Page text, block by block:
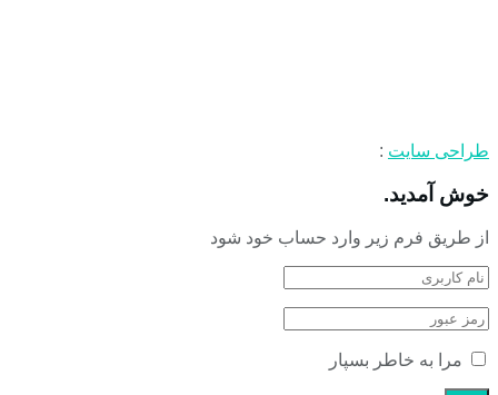
طراحی سایت :
خوش آمدید.
از طریق فرم زیر وارد حساب خود شود
مرا به خاطر بسپار